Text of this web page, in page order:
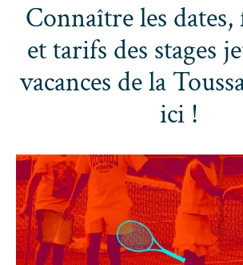
Connaître les
et tarifs des stages
vacances de la
ici !